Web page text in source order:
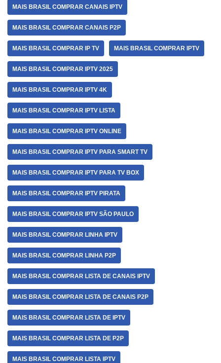
MAIS BRASIL COMPRAR CANAIS IPTV
MAIS BRASIL COMPRAR CANAIS P2P
MAIS BRASIL COMPRAR IP TV MAIS BRASIL COMPRAR IPTV
MAIS BRASIL COMPRAR IPTV 2025
MAIS BRASIL COMPRAR IPTV 4K
MAIS BRASIL COMPRAR IPTV LISTA
MAIS BRASIL COMPRAR IPTV ONLINE
MAIS BRASIL COMPRAR IPTV PARA SMART TV
MAIS BRASIL COMPRAR IPTV PARA TV BOX
MAIS BRASIL COMPRAR IPTV PIRATA
MAIS BRASIL COMPRAR IPTV SÃO PAULO
MAIS BRASIL COMPRAR LINHA IPTV
MAIS BRASIL COMPRAR LINHA P2P
MAIS BRASIL COMPRAR LISTA DE CANAIS IPTV
MAIS BRASIL COMPRAR LISTA DE CANAIS P2P
MAIS BRASIL COMPRAR LISTA DE IPTV
MAIS BRASIL COMPRAR LISTA DE P2P
MAIS BRASIL COMPRAR LISTA IPTV